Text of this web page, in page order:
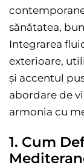
sănătatea,
Integrarea
exterioare,
și accentul
abordare de
armonia cu
1. Cum